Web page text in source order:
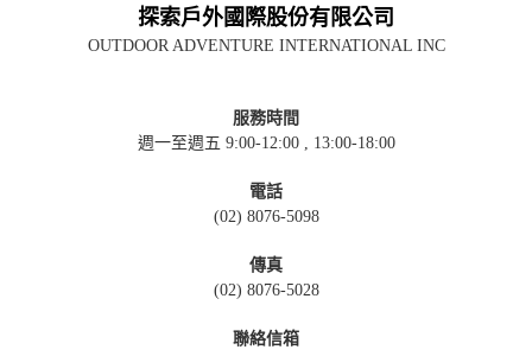
探索戶外國際股份有限公司
OUTDOOR ADVENTURE INTERNATIONAL INC
服務時間
週一至週五 9:00-12:00 , 13:00-18:00
電話
(02) 8076-5098
傳真
(02) 8076-5028
聯絡信箱